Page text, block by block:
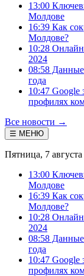
13:00
Молдове
16:39 Как
Молдове?
10:28
2024
08:58 Данные
года
10:47 Google
профилях
Все новости →
☰ МЕНЮ
Пятница, 7 августа
13:00
Молдове
16:39 Как
Молдове?
10:28
2024
08:58 Данные
года
10:47 Google
профилях